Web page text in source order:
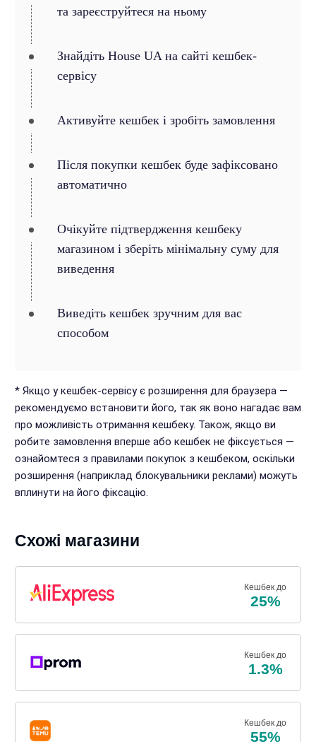
та зареєструйтеся на ньому
Знайдіть House UA на сайті кешбек-
сервісу
Активуйте кешбек і зробіть замовлення
Після покупки кешбек буде зафіксовано
автоматично
Очікуйте підтвердження кешбеку
магазином і зберіть мінімальну суму для
виведення
Виведіть кешбек зручним для вас
способом
* Якщо у кешбек-сервісу є розширення для браузера —
рекомендуємо встановити його, так як воно нагадає вам
про можливість отримання кешбеку. Також, якщо ви
робите замовлення вперше або кешбек не фіксується —
ознайомтеся з правилами покупок з кешбеком, оскільки
розширення (наприклад блокувальники реклами) можуть
вплинути на його фіксацію.
Схожі магазини
Кешбек до
25%
Кешбек до
1.3%
Кешбек до
55%